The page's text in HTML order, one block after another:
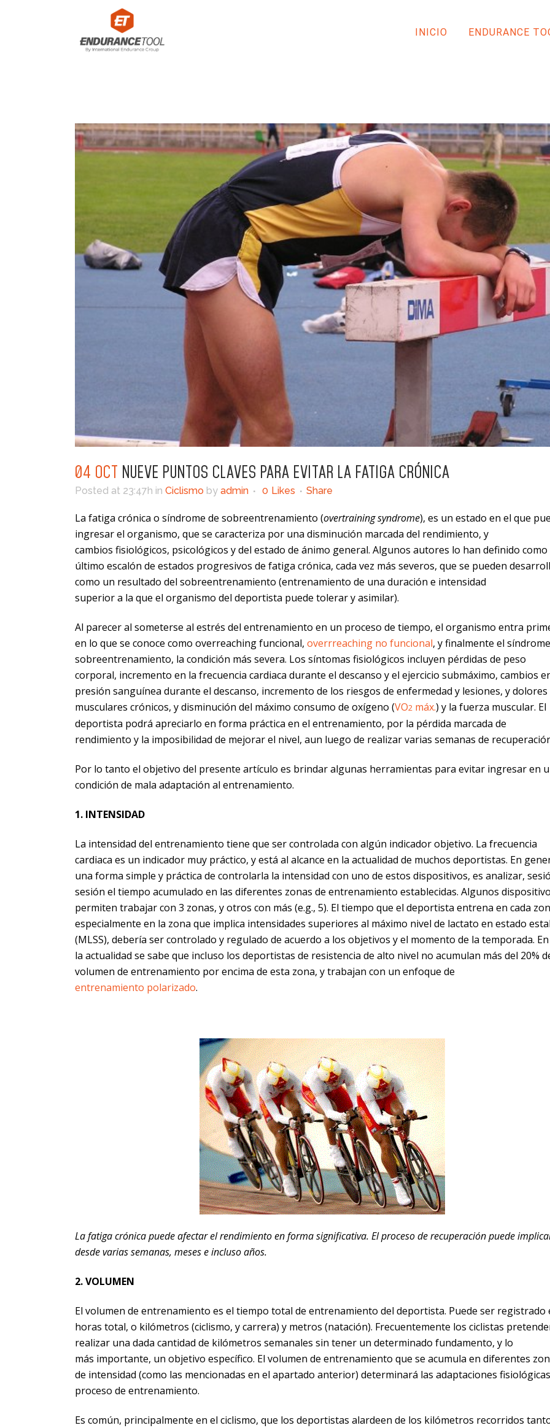
INICIO ENDURANCE
04 OCT NUEVE PUNTOS CLAVES PARA EVITAR LA FATIGA CRÓNICA
Posted at 23:47h in Ciclismo by admin 0 Likes Share
La fatiga crónica o síndrome de sobreentrenamiento (overtraining syndrome), es un estado en el que
ingresar el organismo, que se caracteriza por una disminución marcada del rendimiento, y
cambios fisiológicos, psicológicos y del estado de ánimo general. Algunos autores lo han definido como
último escalón de estados progresivos de fatiga crónica, cada vez más severos, que se pueden
como un resultado del sobreentrenamiento (entrenamiento de una duración e intensidad
superior a la que el organismo del deportista puede tolerar y asimilar).
Al parecer al someterse al estrés del entrenamiento en un proceso de tiempo, el organismo entra
en lo que se conoce como overreaching funcional, overrreaching no funcional, y finalmente el
sobreentrenamiento, la condición más severa. Los síntomas fisiológicos incluyen pérdidas de peso
corporal, incremento en la frecuencia cardiaca durante el descanso y el ejercicio submáximo, cambios
presión sanguínea durante el descanso, incremento de los riesgos de enfermedad y lesiones, y dolores
musculares crónicos, y disminución del máximo consumo de oxígeno (VO2 máx.) y la fuerza muscular. El
deportista podrá apreciarlo en forma práctica en el entrenamiento, por la pérdida marcada de
rendimiento y la imposibilidad de mejorar el nivel, aun luego de realizar varias semanas de
Por lo tanto el objetivo del presente artículo es brindar algunas herramientas para evitar ingresar en
condición de mala adaptación al entrenamiento.
1. INTENSIDAD
La intensidad del entrenamiento tiene que ser controlada con algún indicador objetivo. La frecuencia
cardiaca es un indicador muy práctico, y está al alcance en la actualidad de muchos deportistas. En
una forma simple y práctica de controlarla la intensidad con uno de estos dispositivos, es analizar,
sesión el tiempo acumulado en las diferentes zonas de entrenamiento establecidas. Algunos
permiten trabajar con 3 zonas, y otros con más (e.g., 5). El tiempo que el deportista entrena en cada
especialmente en la zona que implica intensidades superiores al máximo nivel de lactato en estado
(MLSS), debería ser controlado y regulado de acuerdo a los objetivos y el momento de la temporada. En
la actualidad se sabe que incluso los deportistas de resistencia de alto nivel no acumulan más del 20%
volumen de entrenamiento por encima de esta zona, y trabajan con un enfoque de
entrenamiento polarizado.
La fatiga crónica puede afectar el rendimiento en forma significativa. El proceso de recuperación puede
desde varias semanas, meses e incluso años.
2. VOLUMEN
El volumen de entrenamiento es el tiempo total de entrenamiento del deportista. Puede ser registrado
horas total, o kilómetros (ciclismo, y carrera) y metros (natación). Frecuentemente los ciclistas
realizar una dada cantidad de kilómetros semanales sin tener un determinado fundamento, y lo
más importante, un objetivo específico. El volumen de entrenamiento que se acumula en diferentes
de intensidad (como las mencionadas en el apartado anterior) determinará las adaptaciones
proceso de entrenamiento.
Es común, principalmente en el ciclismo, que los deportistas alardeen de los kilómetros recorridos